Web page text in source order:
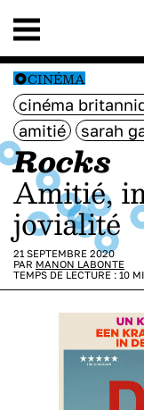
CINÉMA
cinéma
amitié
sarah
Rocks
Amitié, impétuosité,
jovialité
21 SEPTEMBRE 2020
PAR MANON LABONTE
TEMPS DE LECTURE : 10